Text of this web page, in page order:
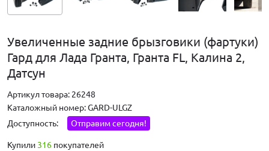
Увеличенные задние брызговики (фартуки)
Гард для Лада Гранта, Гранта FL, Калина 2,
Датсун
Артикул товара: 26248
Каталожный номер: GARD-ULGZ
Доступность:
Отправим сегодня!
Купили316 покупателей